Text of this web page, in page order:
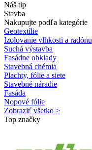
Náš tip
Stavba
Nakupujte podľa kategórie
Geotextílie
Izolovanie vlhkosti a radónu
Suchá výstavba
Fasádne obklady
Stavebná chémia
Plachty, fólie a siete
Stavebné náradie
Fasáda
Nopové fólie
Zobraziť všetko >
Top značky